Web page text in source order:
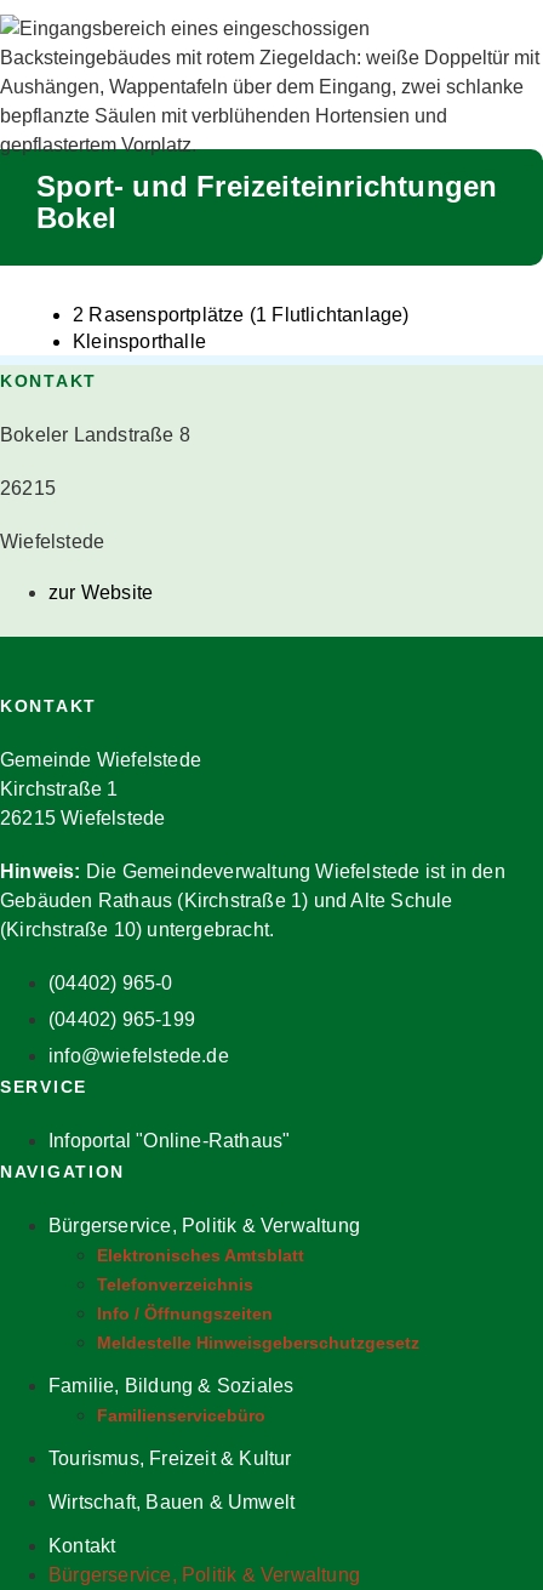
Sport- und Freizeiteinrichtungen
Bokel
2 Rasensportplätze (1 Flutlichtanlage)
Kleinsporthalle
KONTAKT
Bokeler Landstraße 8
26215
Wiefelstede
zur Website
KONTAKT
Gemeinde Wiefelstede
Kirchstraße 1
26215 Wiefelstede
Hinweis: Die Gemeindeverwaltung Wiefelstede ist in den
Gebäuden Rathaus (Kirchstraße 1) und Alte Schule
(Kirchstraße 10) untergebracht.
(04402) 965-0
(04402) 965-199
info@wiefelstede.de
SERVICE
Infoportal "Online-Rathaus"
NAVIGATION
Bürgerservice, Politik & Verwaltung
Elektronisches Amtsblatt
Telefonverzeichnis
Info / Öffnungszeiten
Meldestelle Hinweisgeberschutzgesetz
Familie, Bildung & Soziales
Familienservicebüro
Tourismus, Freizeit & Kultur
Wirtschaft, Bauen & Umwelt
Kontakt
Bürgerservice, Politik & Verwaltung